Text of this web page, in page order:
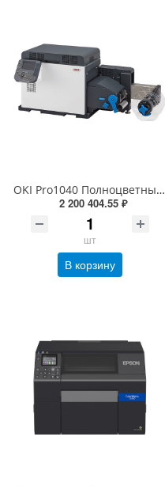
OKI Pro1040 Полноцветный CMYK 1200 dpi промышленный электрографический принтер этикеток с ножом (30-130мм, 152мм/сек, USB , Ethernet (LAN), 46672003)
2 200 404.55 ₽
шт
В корзину